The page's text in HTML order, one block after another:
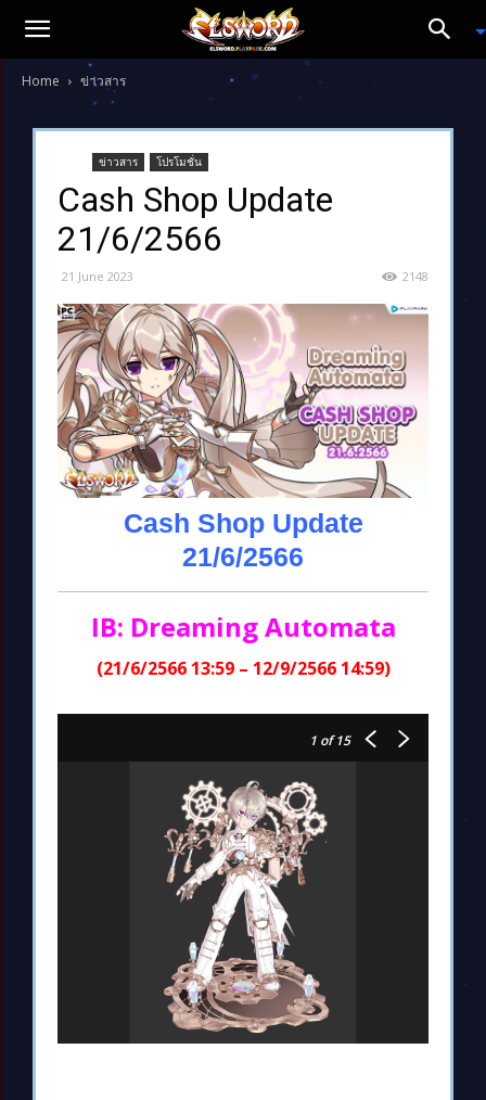
Home ข่าวสาร
ข่าวสาร โปรโมชั่น
Cash Shop Update
21/6/2566
21 June 2023 2148
Cash Shop Update
21/6/2566
IB: Dreaming Automata
(21/6/2566 13:59 – 12/9/2566 14:59)
1 of 15